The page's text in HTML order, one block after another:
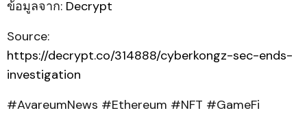
ข้อมูลจาก: Decrypt
Source:
https://decrypt.co/314888/cyberkongz-sec-ends-
investigation
#AvareumNews #Ethereum #NFT #GameFi